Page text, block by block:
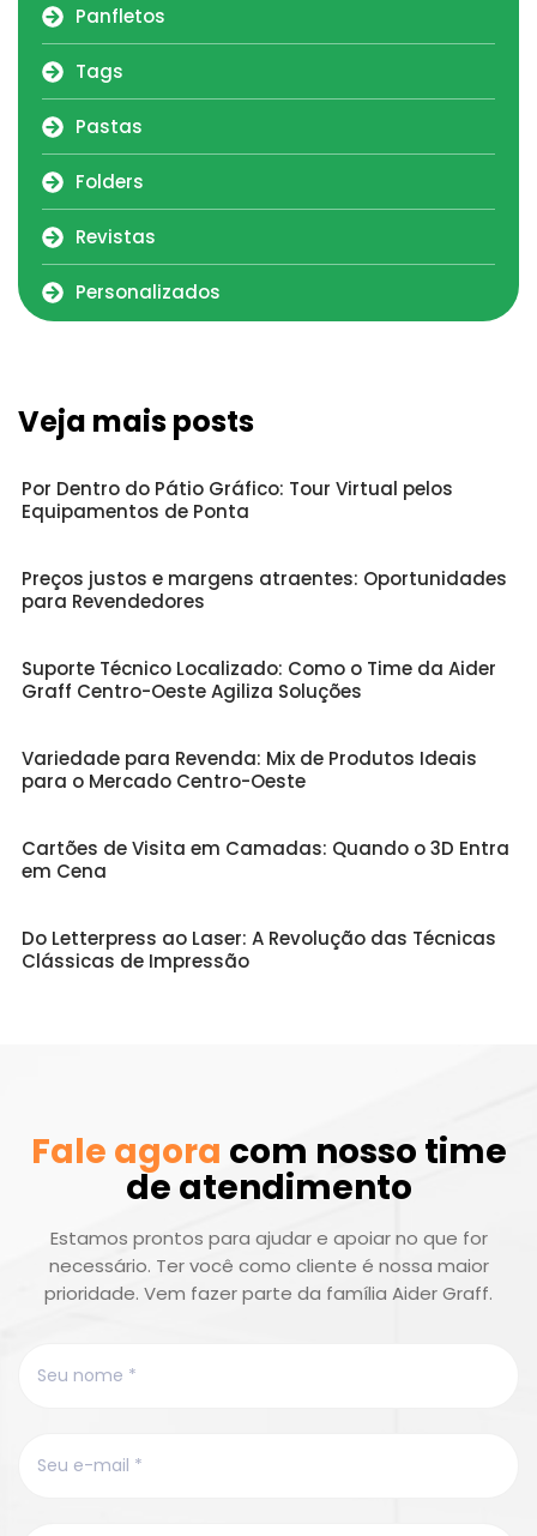
Panfletos
Tags
Pastas
Folders
Revistas
Personalizados
Veja mais posts
Por Dentro do Pátio Gráfico: Tour Virtual pelos
Equipamentos de Ponta
Preços justos e margens atraentes: Oportunidades
para Revendedores
Suporte Técnico Localizado: Como o Time da Aider
Graff Centro-Oeste Agiliza Soluções
Variedade para Revenda: Mix de Produtos Ideais
para o Mercado Centro-Oeste
Cartões de Visita em Camadas: Quando o 3D Entra
em Cena
Do Letterpress ao Laser: A Revolução das Técnicas
Clássicas de Impressão
Fale agora com nosso time
de atendimento
Estamos prontos para ajudar e apoiar no que for
necessário. Ter você como cliente é nossa maior
prioridade. Vem fazer parte da família Aider Graff.